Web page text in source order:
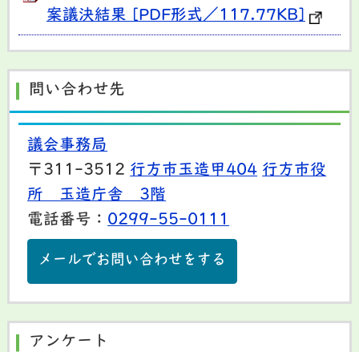
案議決結果 [PDF形式／117.77KB]
問い合わせ先
議会事務局
〒311-3512 行方市玉造甲404 行方市役
所 玉造庁舎 3階
電話番号： 0299-55-0111
メールでお問い合わせをする
アンケート